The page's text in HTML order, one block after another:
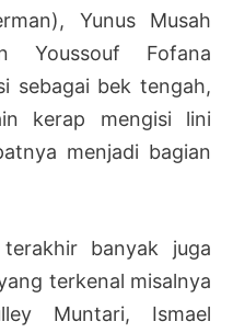
Yunus Musah
Youssouf Fofana
sebagai bek tengah,
kerap mengisi lini
menjadi bagian
banyak juga
terkenal misalnya
Muntari, Ismael